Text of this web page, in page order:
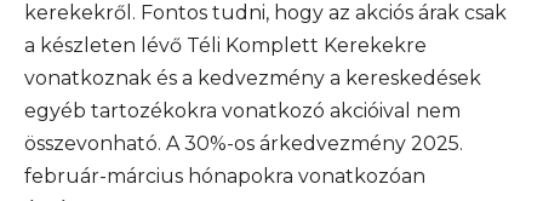
kerekekről. Fontos tudni, hogy az akciós árak csak
a készleten lévő Téli Komplett Kerekekre
vonatkoznak és a kedvezmény a kereskedések
egyéb tartozékokra vonatkozó akcióival nem
összevonható. A 30%-os árkedvezmény 2025.
február-március hónapokra vonatkozóan